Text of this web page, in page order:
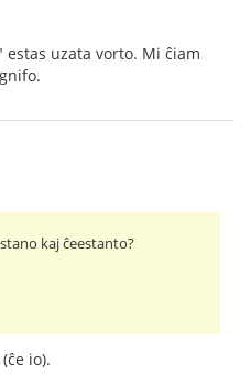
estas uzata vorto. Mi ĉiam
kaj ĉeestanto?
io).